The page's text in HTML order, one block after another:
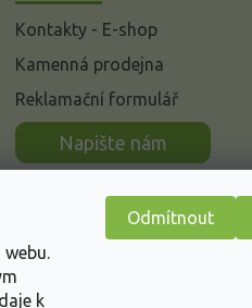
k
Odmítnout
Kontakty - E-shop
Kamenná prodejna
Reklamační formulář
Napište nám